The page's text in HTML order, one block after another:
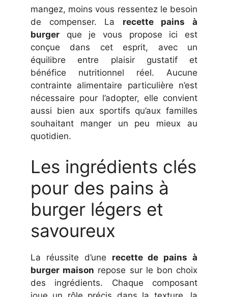
mangez, moins vous ressentez le besoin
de compenser. La recette pains à
burger que je vous propose ici est
conçue dans cet esprit, avec un
équilibre entre plaisir gustatif et
bénéfice nutritionnel réel. Aucune
contrainte alimentaire particulière n’est
nécessaire pour l’adopter, elle convient
aussi bien aux sportifs qu’aux familles
souhaitant manger un peu mieux au
quotidien.
Les ingrédients clés
pour des pains à
burger légers et
savoureux
La réussite d’une recette de pains à
burger maison repose sur le bon choix
des ingrédients. Chaque composant